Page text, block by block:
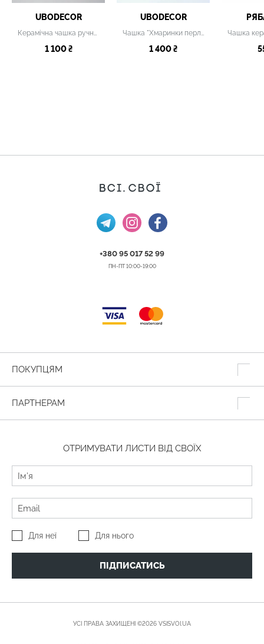
UBODECOR
1 100 ₴
UBODECOR
1 400 ₴
+380 95 017 52 99
ПН-ПТ 10:00-19:00
ПОКУПЦЯМ
ПАРТНЕРАМ
ОТРИМУВАТИ ЛИСТИ ВІД СВОЇХ
Для неї Для нього
ПІДПИСАТИСЬ
УСІ ПРАВА ЗАХИЩЕНІ ©2026 VSISVOI.UA